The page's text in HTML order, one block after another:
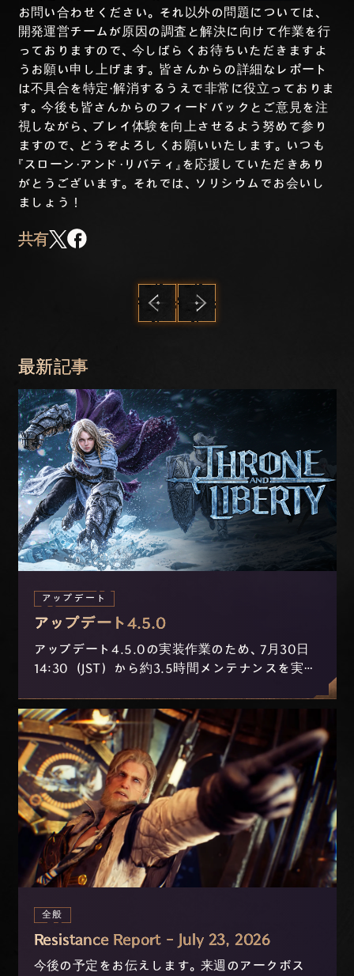
お問い合わせください。それ以外の問題については、
開発運営チームが原因の調査と解決に向けて作業を行
っておりますので、今しばらくお待ちいただきますよ
うお願い申し上げます。皆さんからの詳細なレポート
は不具合を特定・解消するうえで非常に役立っておりま
す。今後も皆さんからのフィードバックとご意見を注
視しながら、プレイ体験を向上させるよう努めて参り
ますので、どうぞよろしくお願いいたします。いつも
『スローン・アンド・リバティ』を応援していただきあり
がとうございます。それでは、ソリシウムでお会いし
ましょう！
共有
最新記事
アップデート
アップデート4.5.0
アップデート4.5.0の実装作業のため、7月30日
14:30（JST）から約3.5時間メンテナンスを実施
全般
Resistance Report - July 23, 2026
今後の予定をお伝えします。来週のアークボス